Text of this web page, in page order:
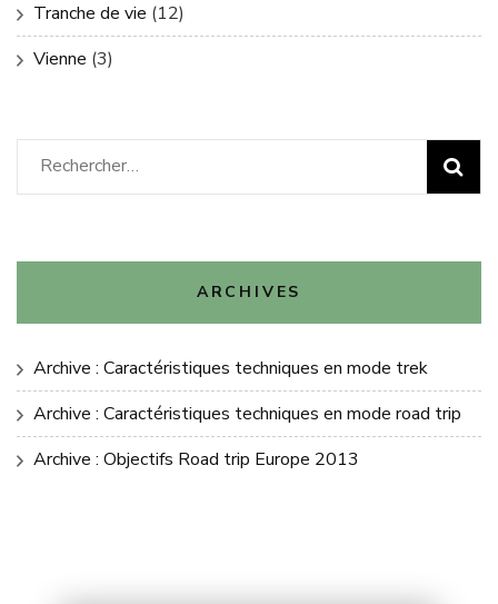
Tranche de vie (12)
Vienne (3)
Rechercher :
ARCHIVES
Archive : Caractéristiques techniques en mode trek
Archive : Caractéristiques techniques en mode road trip
Archive : Objectifs Road trip Europe 2013